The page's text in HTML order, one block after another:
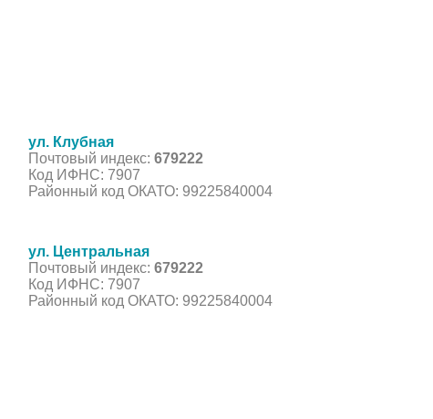
ул. Клубная
Почтовый индекс: 679222
Код ИФНС: 7907
Районный код ОКАТО: 99225840004
ул. Центральная
Почтовый индекс: 679222
Код ИФНС: 7907
Районный код ОКАТО: 99225840004